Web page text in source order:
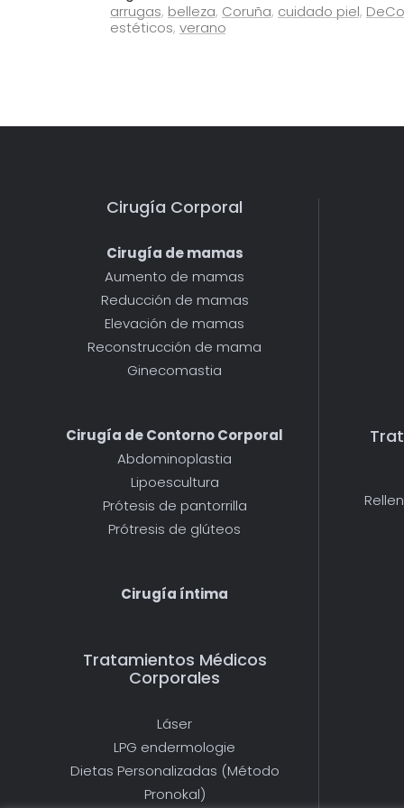
arrugas, belleza, Coruña, cuidado piel,
estéticos, verano
Cirugía Corporal
Cirugía de mamas
Aumento de mamas
Reducción de mamas
Elevación de mamas
Reconstrucción de mama
Ginecomastia
Cirugía de Contorno Corporal
Abdominoplastia
Lipoescultura
Prótesis de pantorrilla
Prótresis de glúteos
Cirugía íntima
Tratamientos Médicos
Corporales
Láser
LPG endermologie
Dietas Personalizadas (Método
Pronokal)